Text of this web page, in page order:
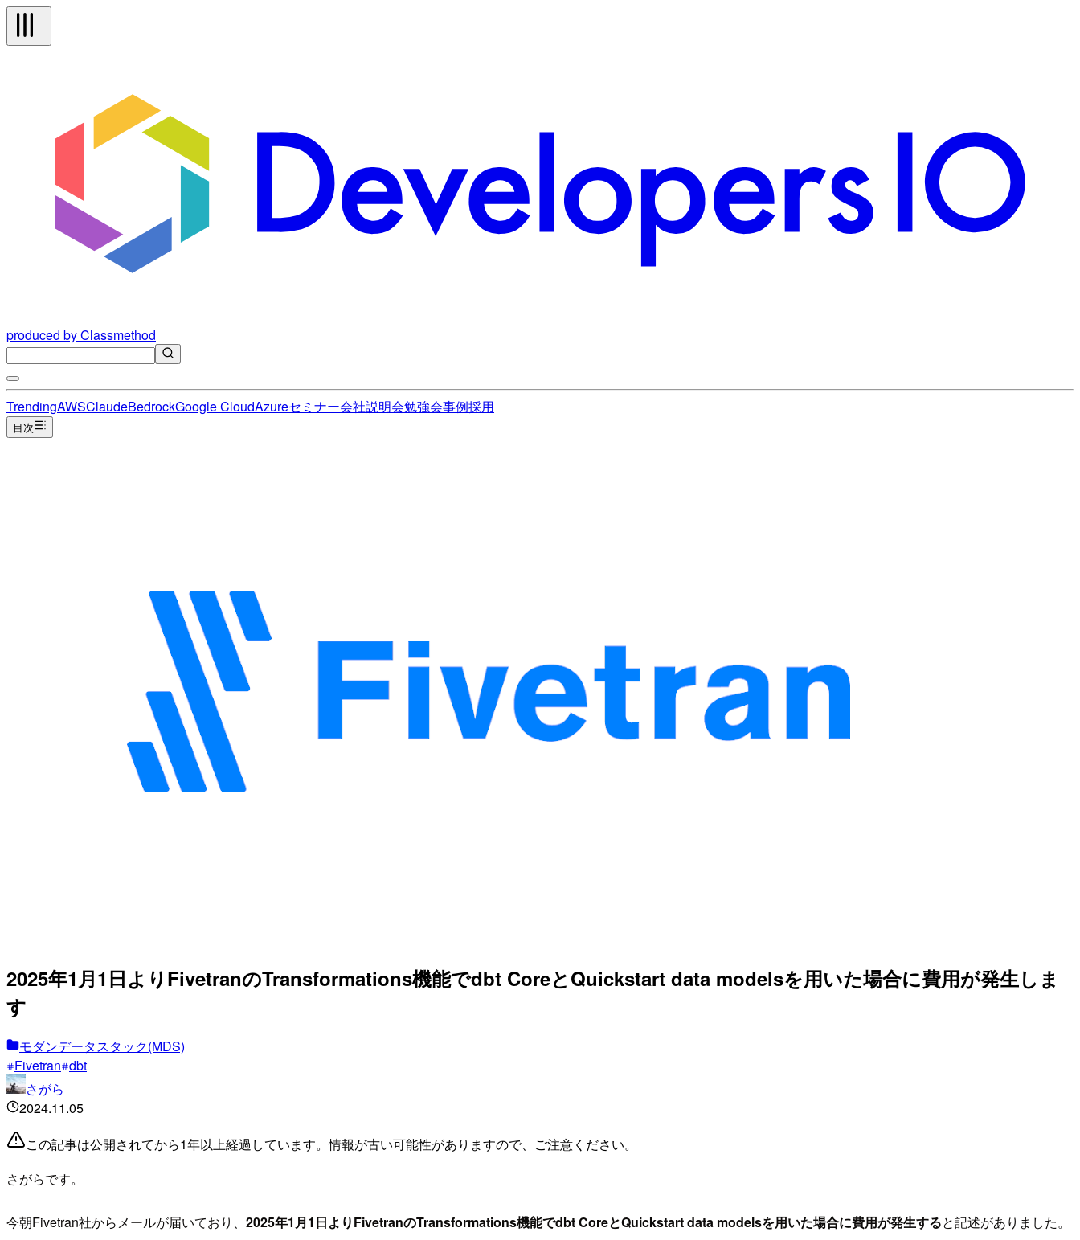
produced by Classmethod
TrendingAWSClaudeBedrockGoogle CloudAzureセミナー会社説明会勉強会事例採用
目次
2025年1月1日よりFivetranのTransformations機能でdbt CoreとQuickstart data modelsを用いた場合に費用が発生しま
す
モダンデータスタック(MDS)
Fivetran dbt
さがら
2024.11.05
この記事は公開されてから1年以上経過しています。情報が古い可能性がありますので、ご注意ください。
さがらです。
今朝Fivetran社からメールが届いており、 2025年1月1日よりFivetranのTransformations機能でdbt CoreとQuickstart data modelsを用いた場合に費用が発生すると記述がありました。